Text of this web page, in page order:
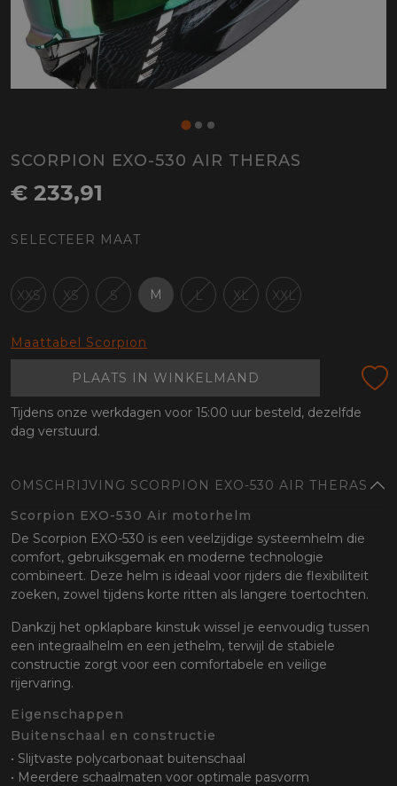
SCORPION EXO-530 AIR THERAS
€ 233,91
SELECTEER MAAT
XXS XS S M L XL XXL
Maattabel Scorpion
PLAATS IN WINKELMAND
Tijdens onze werkdagen voor 15:00 uur besteld, dezelfde
dag verstuurd.
OMSCHRIJVING SCORPION EXO-530 AIR THERAS
Scorpion EXO-530 Air motorhelm
De Scorpion EXO-530 is een veelzijdige systeemhelm die
comfort, gebruiksgemak en moderne technologie
combineert. Deze helm is ideaal voor rijders die flexibiliteit
zoeken, zowel tijdens korte ritten als langere toertochten.
Dankzij het opklapbare kinstuk wissel je eenvoudig tussen
een integraalhelm en een jethelm, terwijl de stabiele
constructie zorgt voor een comfortabele en veilige
rijervaring.
Eigenschappen
Buitenschaal en constructie
• Slijtvaste polycarbonaat buitenschaal
• Meerdere schaalmaten voor optimale pasvorm